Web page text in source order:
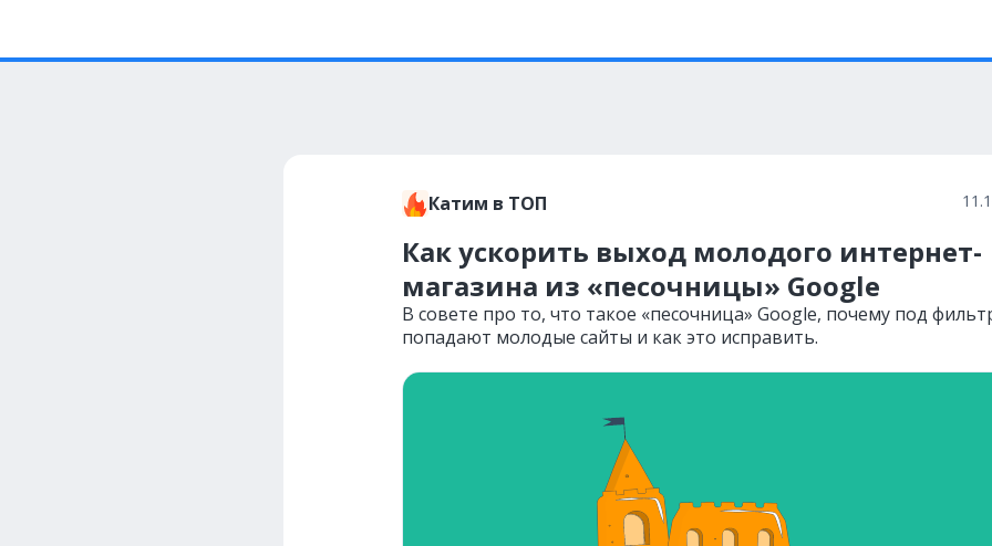
Катим в ТОП
Как ускорить выход молодого интернет-
магазина из «песочницы» Google
В совете про то, что такое «песочница» Google, почему под
попадают молодые сайты и как это исправить.